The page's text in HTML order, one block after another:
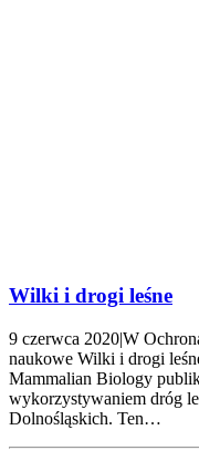
Wilki i drogi leśne
9 czerwca 2020|W
naukowe Wilki i drogi
Mammalian Biology
wykorzystywaniem dróg
Dolnośląskich. Ten…